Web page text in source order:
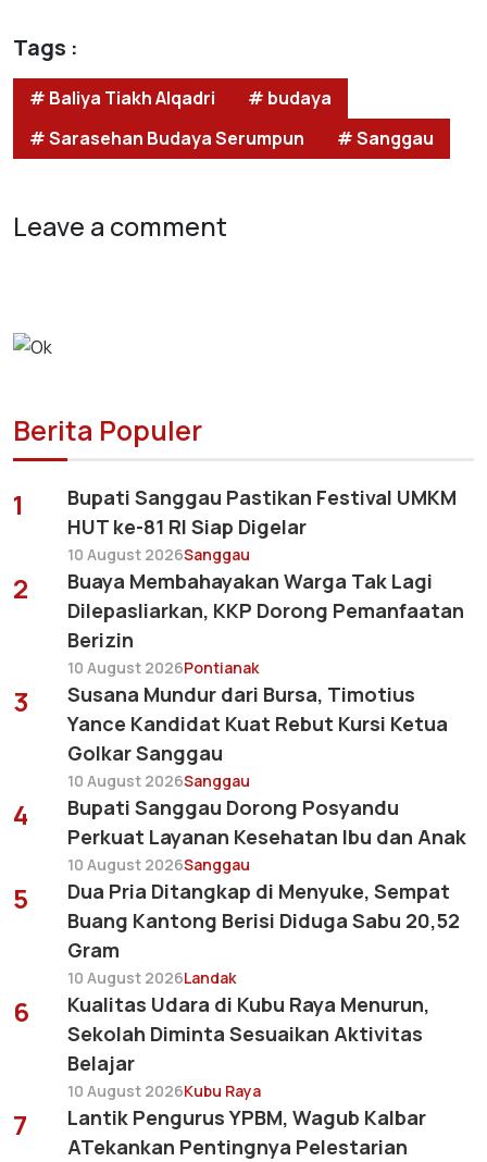
Tags :
# Baliya Tiakh Alqadri
# budaya
# Sarasehan Budaya Serumpun
# Sanggau
Leave a comment
Berita Populer
1
Bupati Sanggau Pastikan Festival UMKM
HUT ke-81 RI Siap Digelar
10 August 2026Sanggau
2
Buaya Membahayakan Warga Tak Lagi
Dilepasliarkan, KKP Dorong Pemanfaatan
Berizin
10 August 2026Pontianak
3
Susana Mundur dari Bursa, Timotius
Yance Kandidat Kuat Rebut Kursi Ketua
Golkar Sanggau
10 August 2026Sanggau
4
Bupati Sanggau Dorong Posyandu
Perkuat Layanan Kesehatan Ibu dan Anak
10 August 2026Sanggau
5
Dua Pria Ditangkap di Menyuke, Sempat
Buang Kantong Berisi Diduga Sabu 20,52
Gram
10 August 2026Landak
6
Kualitas Udara di Kubu Raya Menurun,
Sekolah Diminta Sesuaikan Aktivitas
Belajar
10 August 2026Kubu Raya
7
Lantik Pengurus YPBM, Wagub Kalbar
ATekankan Pentingnya Pelestarian